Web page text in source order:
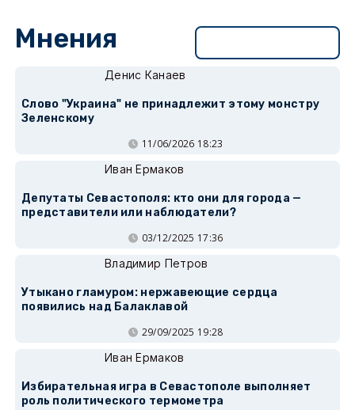
Мнения
Денис Канаев
Слово "Украина" не принадлежит этому монстру
Зеленскому
11/06/2026 18:23
Иван Ермаков
Депутаты Севастополя: кто они для города —
представители или наблюдатели?
03/12/2025 17:36
Владимир Петров
Утыкано гламуром: нержавеющие сердца
появились над Балаклавой
29/09/2025 19:28
Иван Ермаков
Избирательная игра в Севастополе выполняет
роль политического термометра